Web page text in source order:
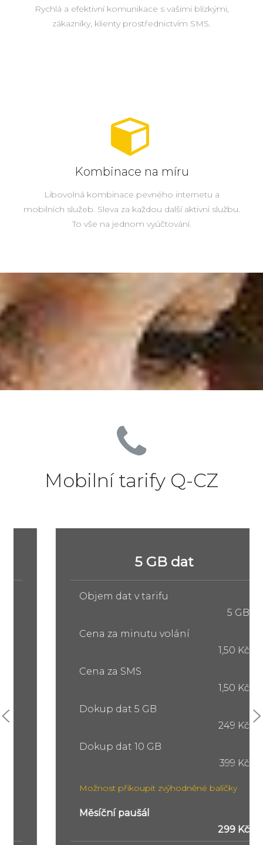
Rychlá a efektivní komunikace s vašimi blízkými,
zákazníky, klienty prostřednictvím SMS.
Kombinace na míru
Libovolná kombinace pevného internetu a
mobilních služeb. Sleva za každou další aktivní službu.
To vše na jednom vyúčtování.
Mobilní tarify Q-CZ
5 GB dat
Objem dat v tarifu
Cena za minutu volání
Cena za SMS
Dokup dat 5 GB
Dokup dat 10 GB
Možnost přikoupit zvýhodněné balíčky
Měsíční paušál